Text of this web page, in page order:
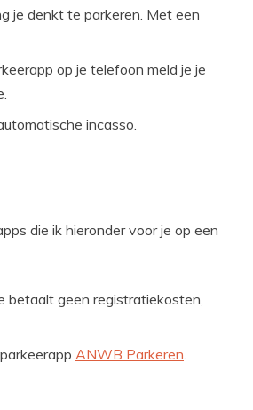
je denkt te parkeren. Met een
op je telefoon meld je je
incasso.
die ik hieronder voor je op een
betaalt geen registratiekosten,
ANWB Parkeren